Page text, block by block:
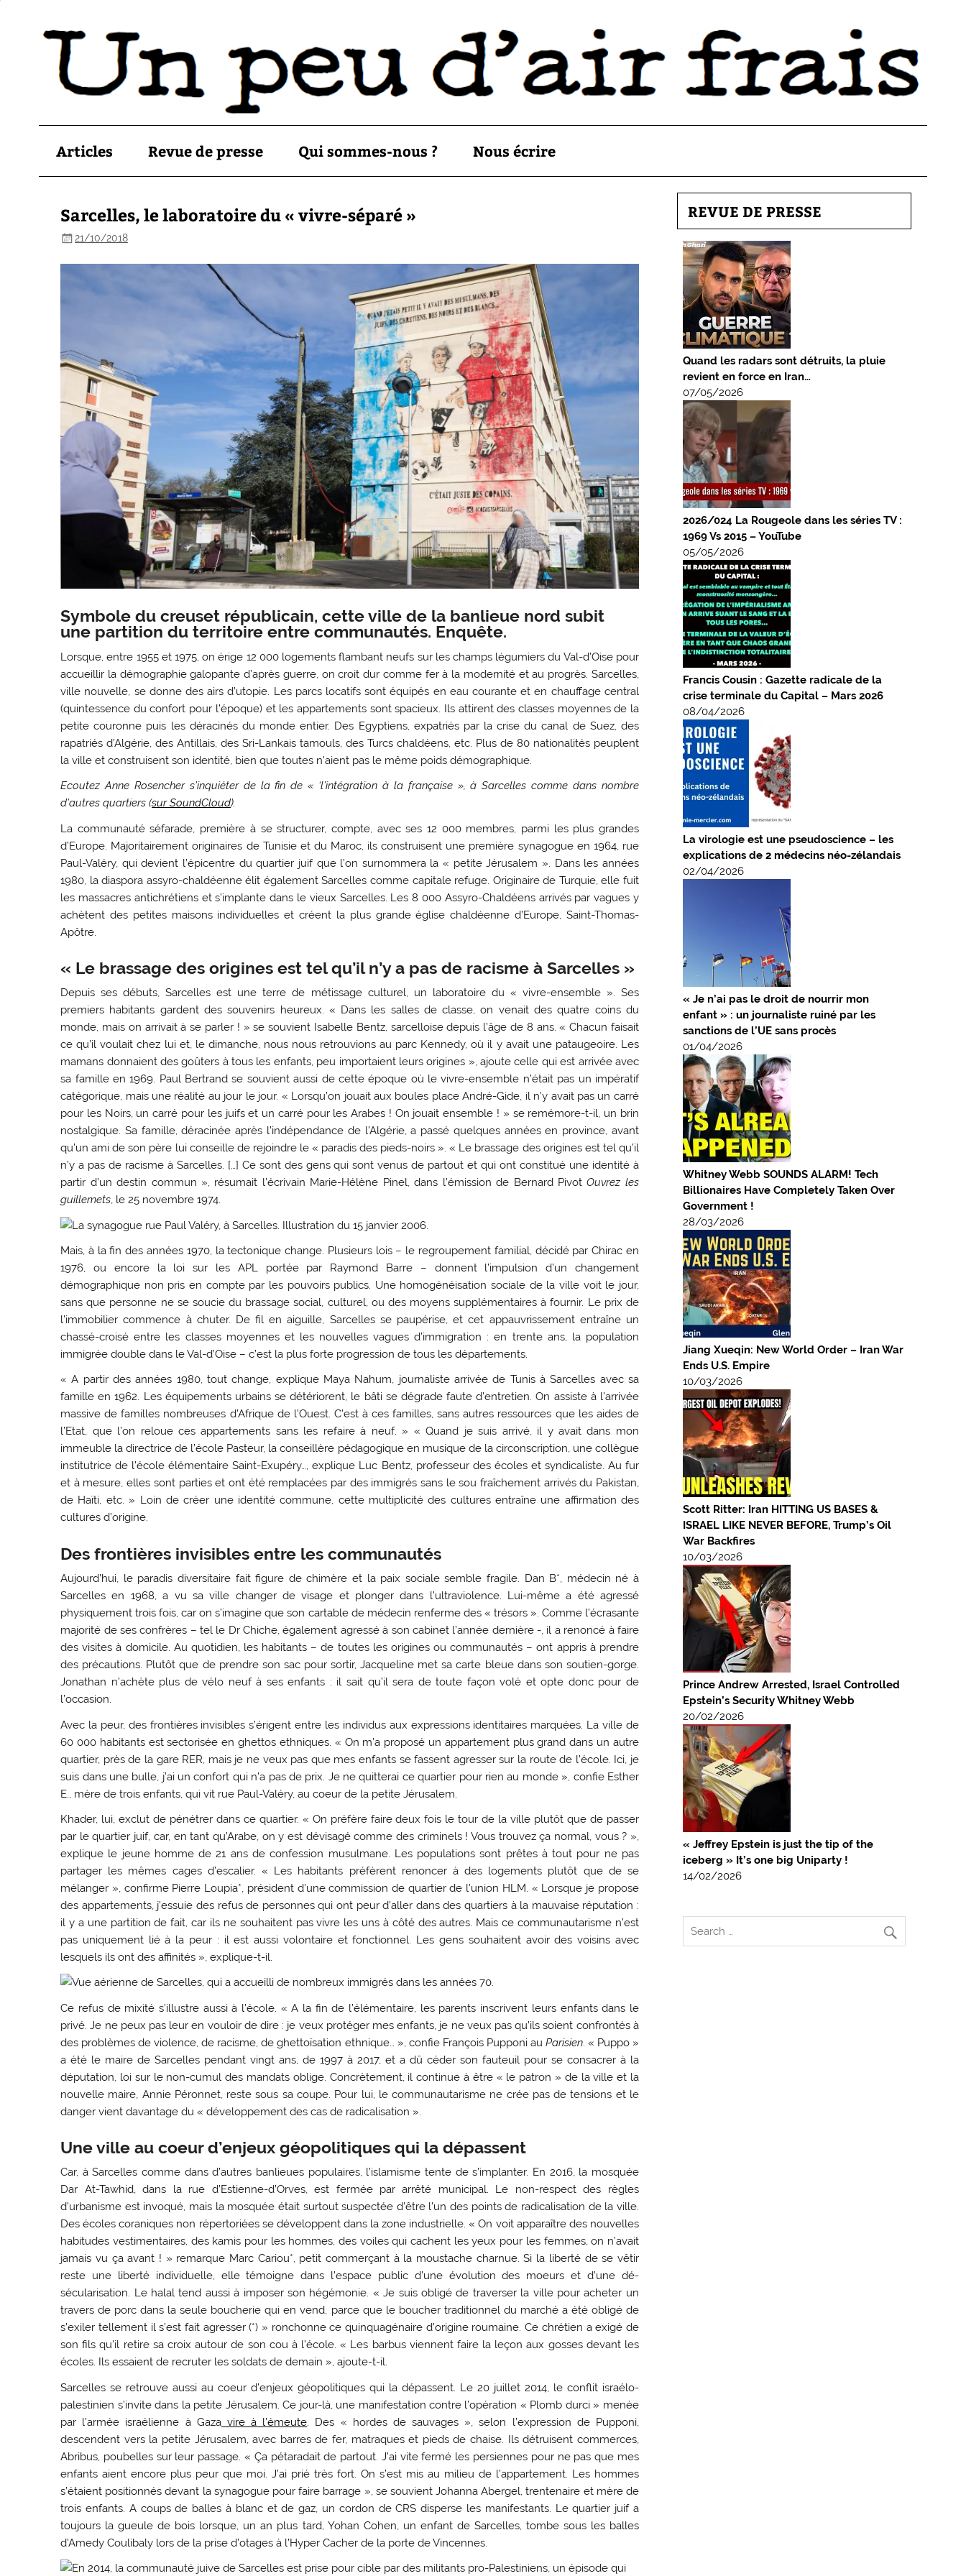
Articles Revue de presse Qui sommes-nous ? Nous écrire
Sarcelles, le laboratoire du « vivre-séparé »
21/10/2018
Symbole du creuset républicain, cette ville de la banlieue nord subit
une partition du territoire entre communautés. Enquête.
Lorsque, entre 1955 et 1975, on érige 12 000 logements flambant neufs sur les champs légumiers du Val-d’Oise pour
accueillir la démographie galopante d’après guerre, on croit dur comme fer à la modernité et au progrès. Sarcelles,
ville nouvelle, se donne des airs d’utopie. Les parcs locatifs sont équipés en eau courante et en chauffage central
(quintessence du confort pour l’époque) et les appartements sont spacieux. Ils attirent des classes moyennes de la
petite couronne puis les déracinés du monde entier. Des Egyptiens, expatriés par la crise du canal de Suez, des
rapatriés d’Algérie, des Antillais, des Sri-Lankais tamouls, des Turcs chaldéens, etc. Plus de 80 nationalités peuplent
la ville et construisent son identité, bien que toutes n’aient pas le même poids démographique.
Ecoutez Anne Rosencher s’inquiéter de la fin de « ‘l’intégration à la française », à Sarcelles comme dans nombre
d’autres quartiers (sur SoundCloud).
La communauté séfarade, première à se structurer, compte, avec ses 12 000 membres, parmi les plus grandes
d’Europe. Majoritairement originaires de Tunisie et du Maroc, ils construisent une première synagogue en 1964, rue
Paul-Valéry, qui devient l’épicentre du quartier juif que l’on surnommera la « petite Jérusalem ». Dans les années
1980, la diaspora assyro-chaldéenne élit également Sarcelles comme capitale refuge. Originaire de Turquie, elle fuit
les massacres antichrétiens et s’implante dans le vieux Sarcelles. Les 8 000 Assyro-Chaldéens arrivés par vagues y
achètent des petites maisons individuelles et créent la plus grande église chaldéenne d’Europe, Saint-Thomas-
Apôtre.
« Le brassage des origines est tel qu’il n’y a pas de racisme à Sarcelles »
Depuis ses débuts, Sarcelles est une terre de métissage culturel, un laboratoire du « vivre-ensemble ». Ses
premiers habitants gardent des souvenirs heureux. « Dans les salles de classe, on venait des quatre coins du
monde, mais on arrivait à se parler ! » se souvient Isabelle Bentz, sarcelloise depuis l’âge de 8 ans. « Chacun faisait
ce qu’il voulait chez lui et, le dimanche, nous nous retrouvions au parc Kennedy, où il y avait une pataugeoire. Les
mamans donnaient des goûters à tous les enfants, peu importaient leurs origines », ajoute celle qui est arrivée avec
sa famille en 1969. Paul Bertrand se souvient aussi de cette époque où le vivre-ensemble n’était pas un impératif
catégorique, mais une réalité au jour le jour. « Lorsqu’on jouait aux boules place André-Gide, il n’y avait pas un carré
pour les Noirs, un carré pour les juifs et un carré pour les Arabes ! On jouait ensemble ! » se remémore-t-il, un brin
nostalgique. Sa famille, déracinée après l’indépendance de l’Algérie, a passé quelques années en province, avant
qu’un ami de son père lui conseille de rejoindre le « paradis des pieds-noirs ». « Le brassage des origines est tel qu’il
n’y a pas de racisme à Sarcelles. […] Ce sont des gens qui sont venus de partout et qui ont constitué une identité à
partir d’un destin commun », résumait l’écrivain Marie-Hélène Pinel, dans l’émission de Bernard PivotOuvrez les
guillemets, le 25 novembre 1974.
Mais, à la fin des années 1970, la tectonique change. Plusieurs lois – le regroupement familial, décidé par Chirac en
1976, ou encore la loi sur les APL portée par Raymond Barre – donnent l’impulsion d’un changement
démographique non pris en compte par les pouvoirs publics. Une homogénéisation sociale de la ville voit le jour,
sans que personne ne se soucie du brassage social, culturel, ou des moyens supplémentaires à fournir. Le prix de
l’immobilier commence à chuter. De fil en aiguille, Sarcelles se paupérise, et cet appauvrissement entraîne un
chassé-croisé entre les classes moyennes et les nouvelles vagues d’immigration : en trente ans, la population
immigrée double dans le Val-d’Oise – c’est la plus forte progression de tous les départements.
« A partir des années 1980, tout change, explique Maya Nahum, journaliste arrivée de Tunis à Sarcelles avec sa
famille en 1962. Les équipements urbains se détériorent, le bâti se dégrade faute d’entretien. On assiste à l’arrivée
massive de familles nombreuses d’Afrique de l’Ouest. C’est à ces familles, sans autres ressources que les aides de
l’Etat, que l’on reloue ces appartements sans les refaire à neuf. » « Quand je suis arrivé, il y avait dans mon
immeuble la directrice de l’école Pasteur, la conseillère pédagogique en musique de la circonscription, une collègue
institutrice de l’école élémentaire Saint-Exupéry…, explique Luc Bentz, professeur des écoles et syndicaliste. Au fur
et à mesure, elles sont parties et ont été remplacées par des immigrés sans le sou fraîchement arrivés du Pakistan,
de Haïti, etc. » Loin de créer une identité commune, cette multiplicité des cultures entraîne une affirmation des
cultures d’origine.
Des frontières invisibles entre les communautés
Aujourd’hui, le paradis diversitaire fait figure de chimère et la paix sociale semble fragile. Dan B*, médecin né à
Sarcelles en 1968, a vu sa ville changer de visage et plonger dans l’ultraviolence. Lui-même a été agressé
physiquement trois fois, car on s’imagine que son cartable de médecin renferme des « trésors ». Comme l’écrasante
majorité de ses confrères – tel le Dr Chiche, également agressé à son cabinet l’année dernière -, il a renoncé à faire
des visites à domicile. Au quotidien, les habitants – de toutes les origines ou communautés – ont appris à prendre
des précautions. Plutôt que de prendre son sac pour sortir, Jacqueline met sa carte bleue dans son soutien-gorge.
Jonathan n’achète plus de vélo neuf à ses enfants : il sait qu’il sera de toute façon volé et opte donc pour de
l’occasion.
Avec la peur, des frontières invisibles s’érigent entre les individus aux expressions identitaires marquées. La ville de
60 000 habitants est sectorisée en ghettos ethniques. « On m’a proposé un appartement plus grand dans un autre
quartier, près de la gare RER, mais je ne veux pas que mes enfants se fassent agresser sur la route de l’école. Ici, je
suis dans une bulle, j’ai un confort qui n’a pas de prix. Je ne quitterai ce quartier pour rien au monde », confie Esther
E., mère de trois enfants, qui vit rue Paul-Valéry, au coeur de la petite Jérusalem.
Khader, lui, exclut de pénétrer dans ce quartier. « On préfère faire deux fois le tour de la ville plutôt que de passer
par le quartier juif, car, en tant qu’Arabe, on y est dévisagé comme des criminels ! Vous trouvez ça normal, vous ? »,
explique le jeune homme de 21 ans de confession musulmane. Les populations sont prêtes à tout pour ne pas
partager les mêmes cages d’escalier. « Les habitants préfèrent renoncer à des logements plutôt que de se
mélanger », confirme Pierre Loupia*, président d’une commission de quartier de l’union HLM. « Lorsque je propose
des appartements, j’essuie des refus de personnes qui ont peur d’aller dans des quartiers à la mauvaise réputation :
il y a une partition de fait, car ils ne souhaitent pas vivre les uns à côté des autres. Mais ce communautarisme n’est
pas uniquement lié à la peur : il est aussi volontaire et fonctionnel. Les gens souhaitent avoir des voisins avec
lesquels ils ont des affinités », explique-t-il.
Ce refus de mixité s’illustre aussi à l’école. « A la fin de l’élémentaire, les parents inscrivent leurs enfants dans le
privé. Je ne peux pas leur en vouloir de dire : je veux protéger mes enfants, je ne veux pas qu’ils soient confrontés à
des problèmes de violence, de racisme, de ghettoïsation ethnique… », confie François Pupponi au Parisien. « Puppo »
a été le maire de Sarcelles pendant vingt ans, de 1997 à 2017, et a dû céder son fauteuil pour se consacrer à la
députation, loi sur le non-cumul des mandats oblige. Concrètement, il continue à être « le patron » de la ville et la
nouvelle maire, Annie Péronnet, reste sous sa coupe. Pour lui, le communautarisme ne crée pas de tensions et le
danger vient davantage du « développement des cas de radicalisation ».
Une ville au coeur d’enjeux géopolitiques qui la dépassent
Car, à Sarcelles comme dans d’autres banlieues populaires, l’islamisme tente de s’implanter. En 2016, la mosquée
Dar At-Tawhid, dans la rue d’Estienne-d’Orves, est fermée par arrêté municipal. Le non-respect des règles
d’urbanisme est invoqué, mais la mosquée était surtout suspectée d’être l’un des points de radicalisation de la ville.
Des écoles coraniques non répertoriées se développent dans la zone industrielle. « On voit apparaître des nouvelles
habitudes vestimentaires, des kamis pour les hommes, des voiles qui cachent les yeux pour les femmes, on n’avait
jamais vu ça avant ! » remarque Marc Cariou*, petit commerçant à la moustache charnue. Si la liberté de se vêtir
reste une liberté individuelle, elle témoigne dans l’espace public d’une évolution des moeurs et d’une dé-
sécularisation. Le halal tend aussi à imposer son hégémonie. « Je suis obligé de traverser la ville pour acheter un
travers de porc dans la seule boucherie qui en vend, parce que le boucher traditionnel du marché a été obligé de
s’exiler tellement il s’est fait agresser (*) » ronchonne ce quinquagénaire d’origine roumaine. Ce chrétien a exigé de
son fils qu’il retire sa croix autour de son cou à l’école. « Les barbus viennent faire la leçon aux gosses devant les
écoles. Ils essaient de recruter les soldats de demain », ajoute-t-il.
Sarcelles se retrouve aussi au coeur d’enjeux géopolitiques qui la dépassent. Le 20 juillet 2014, le conflit israélo-
palestinien s’invite dans la petite Jérusalem. Ce jour-là, une manifestation contre l’opération « Plomb durci » menée
par l’armée israélienne à Gazavire à l’émeute. Des « hordes de sauvages », selon l’expression de Pupponi,
descendent vers la petite Jérusalem, avec barres de fer, matraques et pieds de chaise. Ils détruisent commerces,
Abribus, poubelles sur leur passage. « Ça pétaradait de partout. J’ai vite fermé les persiennes pour ne pas que mes
enfants aient encore plus peur que moi. J’ai prié très fort. On s’est mis au milieu de l’appartement. Les hommes
s’étaient positionnés devant la synagogue pour faire barrage », se souvient Johanna Abergel, trentenaire et mère de
trois enfants. A coups de balles à blanc et de gaz, un cordon de CRS disperse les manifestants. Le quartier juif a
toujours la gueule de bois lorsque, un an plus tard, Yohan Cohen, un enfant de Sarcelles, tombe sous les balles
d’Amedy Coulibaly lors de la prise d’otages à l’Hyper Cacher de la porte de Vincennes.
REVUE DE PRESSE
Quand les radars sont détruits, la pluie
revient en force en Iran…
07/05/2026
2026/024 La Rougeole dans les séries TV :
1969 Vs 2015 – YouTube
05/05/2026
Francis Cousin : Gazette radicale de la
crise terminale du Capital – Mars 2026
08/04/2026
La virologie est une pseudoscience – les
explications de 2 médecins néo-zélandais
02/04/2026
« Je n’ai pas le droit de nourrir mon
enfant » : un journaliste ruiné par les
sanctions de l’UE sans procès
01/04/2026
Whitney Webb SOUNDS ALARM! Tech
Billionaires Have Completely Taken Over
Government !
28/03/2026
Jiang Xueqin: New World Order – Iran War
Ends U.S. Empire
10/03/2026
Scott Ritter: Iran HITTING US BASES &
ISRAEL LIKE NEVER BEFORE, Trump’s Oil
War Backfires
10/03/2026
Prince Andrew Arrested, Israel Controlled
Epstein’s Security Whitney Webb
20/02/2026
« Jeffrey Epstein is just the tip of the
iceberg » It’s one big Uniparty !
14/02/2026